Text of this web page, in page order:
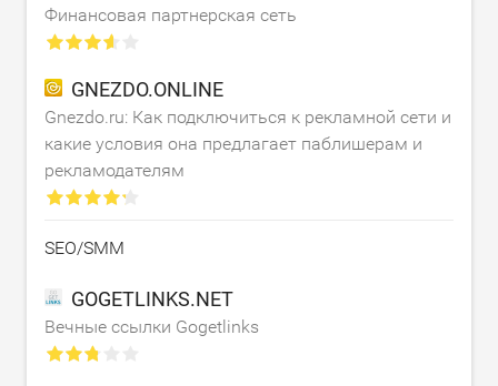
Финансовая партнерская сеть
GNEZDO.ONLINE
Gnezdo.ru: Как подключиться к рекламной сети и
какие условия она предлагает паблишерам и
рекламодателям
SEO/SMM
GOGETLINKS.NET
Вечные ссылки Gogetlinks